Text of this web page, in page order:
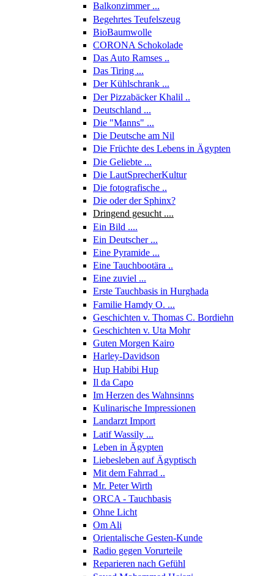
Balkonzimmer ...
Begehrtes Teufelszeug
BioBaumwolle
CORONA Schokolade
Das Auto Ramses ..
Das Tiring ...
Der Kühlschrank ...
Der Pizzabäcker Khalil ..
Deutschland ...
Die "Manns" ...
Die Deutsche am Nil
Die Früchte des Lebens in Ägypten
Die Geliebte ...
Die LautSprecherKultur
Die fotografische ..
Die oder der Sphinx?
Dringend gesucht ....
Ein Bild ....
Ein Deutscher ...
Eine Pyramide ...
Eine Tauchbootära ..
Eine zuviel ...
Erste Tauchbasis in Hurghada
Familie Hamdy O. ...
Geschichten v. Thomas C. Bordiehn
Geschichten v. Uta Mohr
Guten Morgen Kairo
Harley-Davidson
Hup Habibi Hup
Il da Capo
Im Herzen des Wahnsinns
Kulinarische Impressionen
Landarzt Import
Latif Wassily ...
Leben in Ägypten
Liebesleben auf Ägyptisch
Mit dem Fahrrad ..
Mr. Peter Wirth
ORCA - Tauchbasis
Ohne Licht
Om Ali
Orientalische Gesten-Kunde
Radio gegen Vorurteile
Reparieren nach Gefühl